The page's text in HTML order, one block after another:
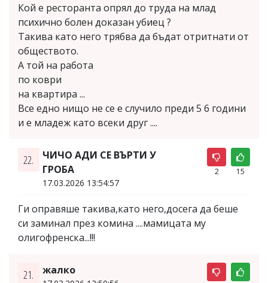
Кой е ресторанта опрял до труда на млад
психично болен доказан убиец ?
Такива като него трябва да бъдат отритнати от
обществото.
А той на работа
по коври
на квартира ...
Все едно нищо не се е случило преди 5 6 години
и е младеж като всеки друг ....
22.
ЧИЧО АДИ СЕ ВЪРТИ У
ГРОБА
17.03.2026 13:54:57
2 15
Ги оправяше такива,като него,досега да беше
си заминал през комина ....мамицата му
олигофренска...!!!
21. жалко